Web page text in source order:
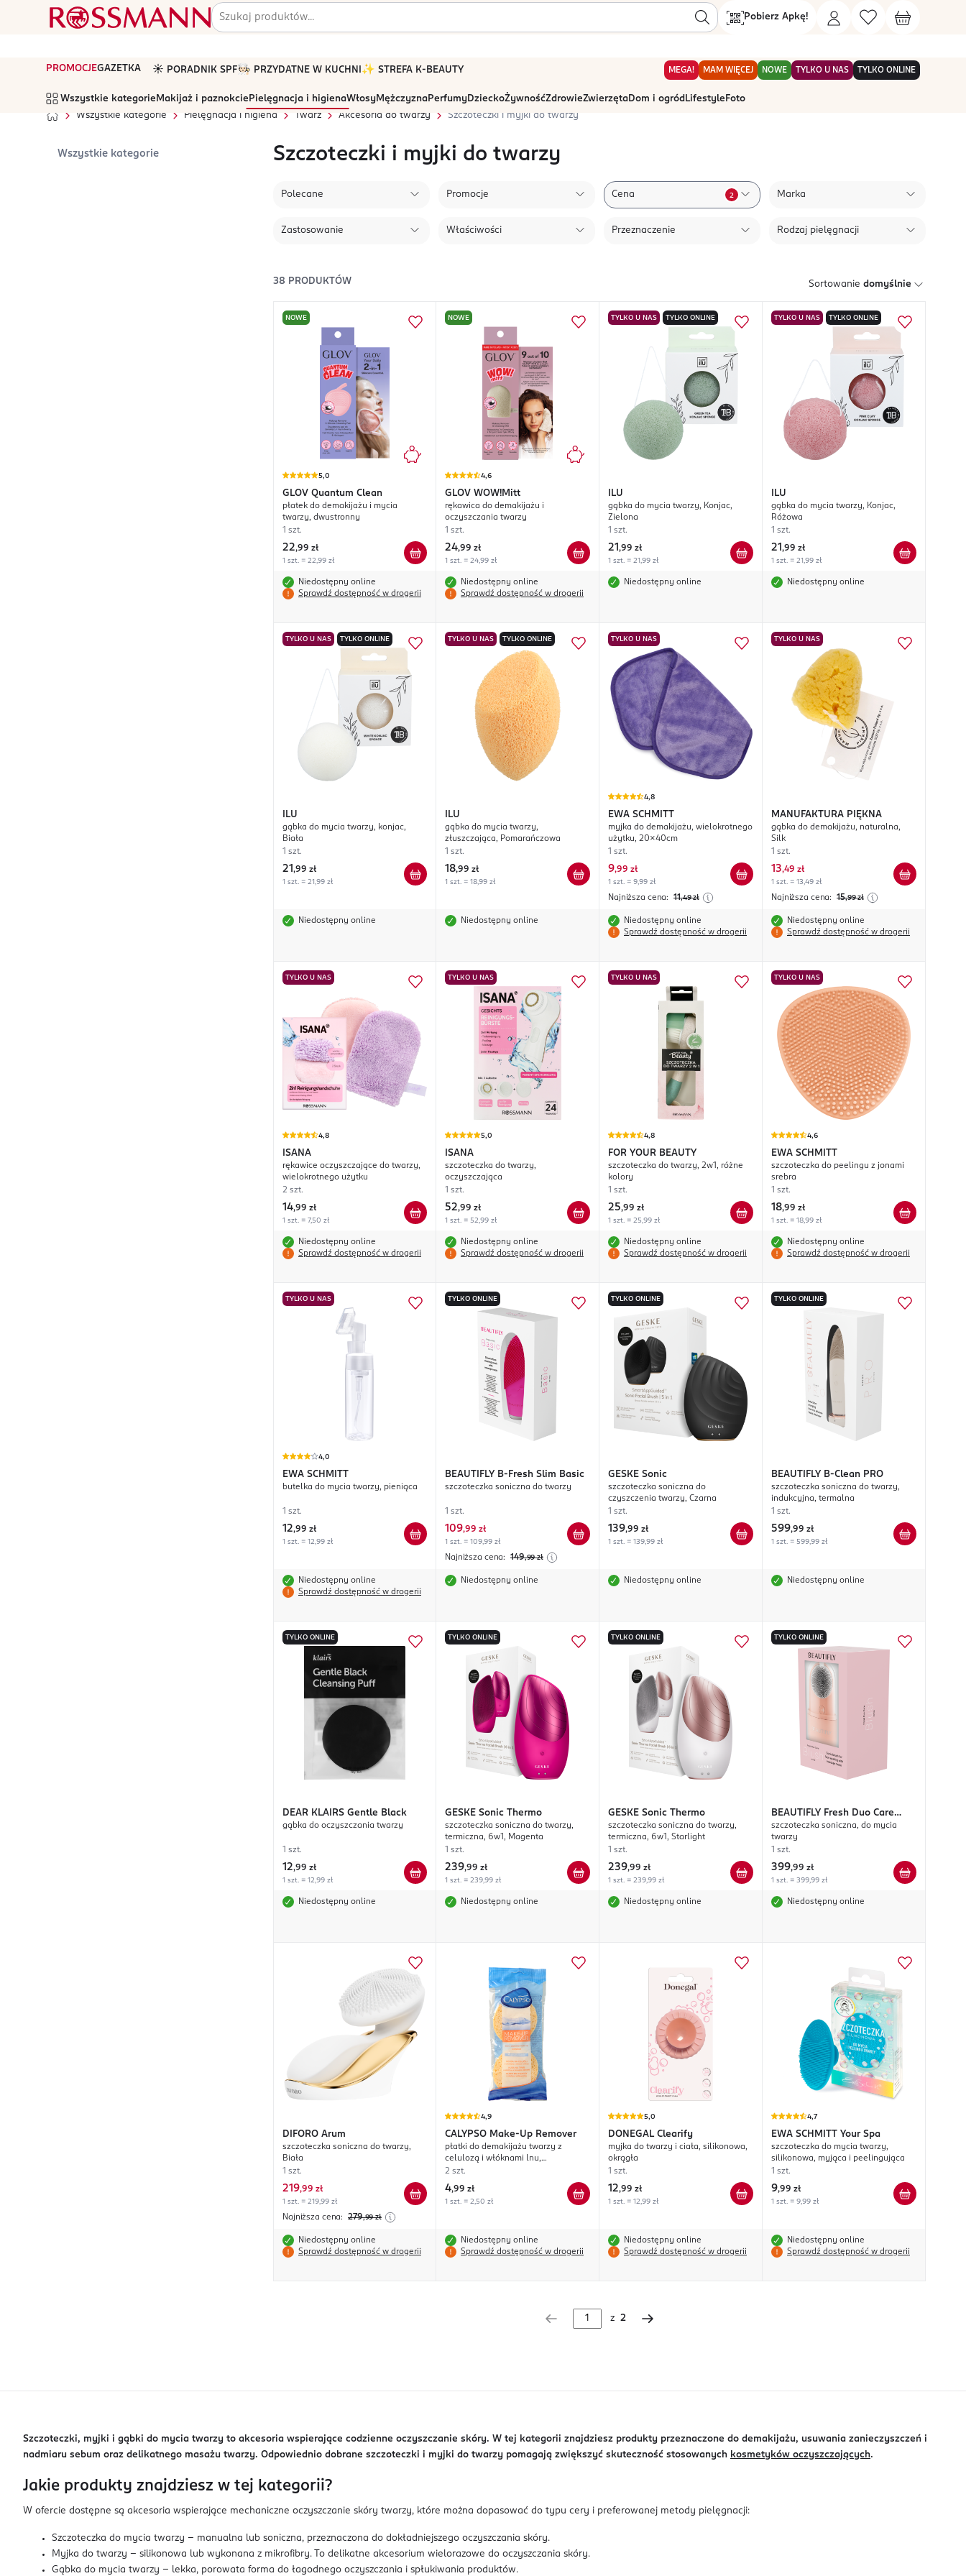
Pobierz Apkę!
PROMOCJEGAZETKA ☀️ PORADNIK SPF🧑🏻‍🍳 PRZYDATNE W KUCHNI ✨ STREFA K-BEAUTY MEGA! MAM WIĘCEJ NOWE TYLKO U NAS TYLKO ONLINE
Wszystkie kategorie Makijaż i paznokcie Pielęgnacja i higienaWłosyMężczyznaPerfumyDzieckoŻywnośćZdrowieZwierzętaDom i ogród Lifestyle Foto
Wszystkie kategorie
Pielęgnacja i higiena Twarz Akcesoria do twarzy Szczoteczki i myjki do twarzy
Wszystkie kategorie Szczoteczki i myjki do twarzy
Polecane Promocje Cena 2 Marka
Zastosowanie Właściwości Przeznaczenie Rodzaj pielęgnacji
38 PRODUKTÓW Sortowanie domyślnie
NOWE
5,0
GLOV Quantum Clean
płatek do demakijażu i mycia
twarzy, dwustronny
1 szt.
22,99 zł
1 szt. = 22,99 zł
Niedostępny online
Sprawdź dostępność w drogerii
NOWE
4,6
GLOV WOW!Mitt
rękawica do demakijażu i
oczyszczania twarzy
1 szt.
24,99 zł
1 szt. = 24,99 zł
Niedostępny online
Sprawdź dostępność w drogerii
TYLKO U NAS TYLKO ONLINE
ILU
gąbka do mycia twarzy, Konjac,
Zielona
1 szt.
21 ,99 zł
1 szt. = 21,99 zł
Niedostępny online
TYLKO U NAS TYLKO ONLINE
ILU
gąbka do mycia twarzy, Konjac,
Różowa
1 szt.
21 ,99 zł
1 szt. = 21,99 zł
Niedostępny online
TYLKO U NAS TYLKO ONLINE
ILU
gąbka do mycia twarzy, konjac,
Biała
1 szt.
21 ,99 zł
1 szt. = 21,99 zł
Niedostępny online
TYLKO U NAS TYLKO ONLINE
ILU
gąbka do mycia twarzy,
złuszczająca, Pomarańczowa
1 szt.
18,99 zł
1 szt. = 18,99 zł
Niedostępny online
TYLKO U NAS
4,8
EWA SCHMITT
myjka do demakijażu, wielokrotnego
użytku, 20x40cm
1 szt.
9,99 zł
1 szt. = 9,99 zł
Najniższa cena: 11,49 zł
Niedostępny online
Sprawdź dostępność w drogerii
TYLKO U NAS
MANUFAKTURA PIĘKNA
gąbka do demakijażu, naturalna,
Silk
1 szt.
13,49 zł
1 szt. = 13,49 zł
Najniższa cena: 15,99 zł
Niedostępny online
Sprawdź dostępność w drogerii
TYLKO U NAS
4,8
ISANA
rękawice oczyszczające do twarzy,
wielokrotnego użytku
2 szt.
14,99 zł
1 szt. = 7,50 zł
Niedostępny online
Sprawdź dostępność w drogerii
TYLKO U NAS
5,0
ISANA
szczoteczka do twarzy,
oczyszczająca
1 szt.
52,99 zł
1 szt. = 52,99 zł
Niedostępny online
Sprawdź dostępność w drogerii
TYLKO U NAS
4,8
FOR YOUR BEAUTY
szczoteczka do twarzy, 2w1, różne
kolory
1 szt.
25,99 zł
1 szt. = 25,99 zł
Niedostępny online
Sprawdź dostępność w drogerii
TYLKO U NAS
4,6
EWA SCHMITT
szczoteczka do peelingu z jonami
srebra
1 szt.
18,99 zł
1 szt. = 18,99 zł
Niedostępny online
Sprawdź dostępność w drogerii
TYLKO U NAS
4,0
EWA SCHMITT
butelka do mycia twarzy, pieniąca
1 szt.
12,99 zł
1 szt. = 12,99 zł
Niedostępny online
Sprawdź dostępność w drogerii
TYLKO ONLINE
BEAUTIFLY B-Fresh Slim Basic
szczoteczka soniczna do twarzy
1 szt.
109,99 zł
1 szt. = 109,99 zł
Najniższa cena: 149,99 zł
Niedostępny online
TYLKO ONLINE
GESKE Sonic
szczoteczka soniczna do
czyszczenia twarzy, Czarna
1 szt.
139,99 zł
1 szt. = 139,99 zł
Niedostępny online
TYLKO ONLINE
BEAUTIFLY B-Clean PRO
szczoteczka soniczna do twarzy,
indukcyjna, termalna
1 szt.
599,99 zł
1 szt. = 599,99 zł
Niedostępny online
TYLKO ONLINE
DEAR KLAIRS Gentle Black
gąbka do oczyszczania twarzy
1 szt.
12,99 zł
1 szt. = 12,99 zł
Niedostępny online
TYLKO ONLINE
GESKE Sonic Thermo
szczoteczka soniczna do twarzy,
termiczna, 6w1, Magenta
1 szt.
239,99 zł
1 szt. = 239,99 zł
Niedostępny online
TYLKO ONLINE
GESKE Sonic Thermo
szczoteczka soniczna do twarzy,
termiczna, 6w1, Starlight
1 szt.
239,99 zł
1 szt. = 239,99 zł
Niedostępny online
TYLKO ONLINE
BEAUTIFLY Fresh Duo Care
Blush
szczoteczka soniczna, do mycia
twarzy
1 szt.
399,99 zł
1 szt. = 399,99 zł
Niedostępny online
DIFORO Arum
szczoteczka soniczna do twarzy,
Biała
1 szt.
219,99 zł
1 szt. = 219,99 zł
Najniższa cena: 279,99 zł
Niedostępny online
Sprawdź dostępność w drogerii
4,9
CALYPSO Make-Up Remover
płatki do demakijażu twarzy z
celulozą i włóknami lnu,
hipoalergiczne
2 szt.
4,99 zł
1 szt. = 2,50 zł
Niedostępny online
Sprawdź dostępność w drogerii
5,0
DONEGAL Clearify
myjka do twarzy i ciała, silikonowa,
okrągła
1 szt.
12,99 zł
1 szt. = 12,99 zł
Niedostępny online
Sprawdź dostępność w drogerii
4,7
EWA SCHMITT Your Spa
szczoteczka do mycia twarzy,
silikonowa, myjąca i peelingująca
1 szt.
9,99 zł
1 szt. = 9,99 zł
Niedostępny online
Sprawdź dostępność w drogerii
z 2
Szczoteczki, myjki i gąbki do mycia twarzy to akcesoria wspierające codzienne oczyszczanie skóry. W tej kategorii znajdziesz produkty przeznaczone do demakijażu, usuwania zanieczyszczeń i
nadmiaru sebum oraz delikatnego masażu twarzy. Odpowiednio dobrane szczoteczki i myjki do twarzy pomagają zwiększyć skuteczność stosowanych kosmetyków oczyszczających.
Jakie produkty znajdziesz w tej kategorii?
W ofercie dostępne są akcesoria wspierające mechaniczne oczyszczanie skóry twarzy, które można dopasować do typu cery i preferowanej metody pielęgnacji:
Szczoteczka do mycia twarzy – manualna lub soniczna, przeznaczona do dokładniejszego oczyszczania skóry.
Myjka do twarzy – silikonowa lub wykonana z mikrofibry. To delikatne akcesorium wielorazowe do oczyszczania skóry.
Gąbka do mycia twarzy – lekka, porowata forma do łagodnego oczyszczania i spłukiwania produktów.